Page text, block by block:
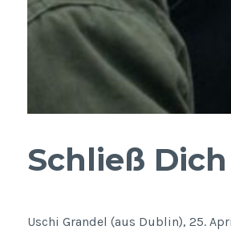
Schließ
Uschi Grandel (aus Dublin), 25.